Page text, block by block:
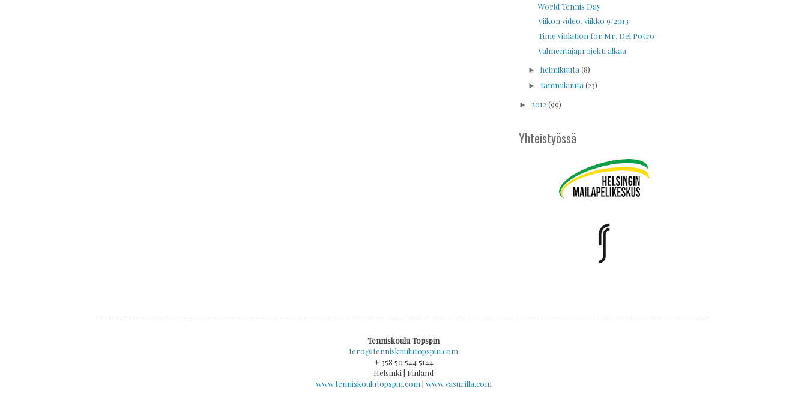
World Tennis Day
Viikon video, viikko 9/2013
Time violation for Mr. Del Potro
Valmentajaprojekti alkaa
►helmikuuta(8)
►tammikuuta(23)
► 2012(99)
Yhteistyössä
Tenniskoulu Topspin
tero@tenniskoulutopspin.com
+ 358 50 544 5144
Helsinki | Finland
www.tenniskoulutopspin.com www.vasurilla.com